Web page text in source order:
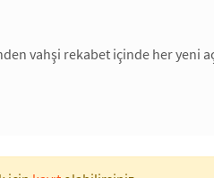
vahşi rekabet içinde her yeni